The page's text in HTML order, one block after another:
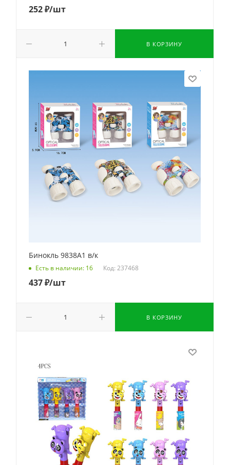
252₽/шт
В КОРЗИНУ
Бинокль 9838A1 в/к
Есть в наличии: 16 Код: 237468
437₽/шт
В КОРЗИНУ